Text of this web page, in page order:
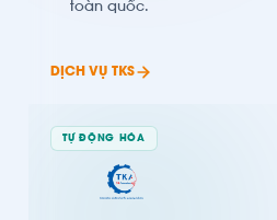
toàn quốc.
DỊCH VỤ TKS
TỰ ĐỘNG HÓA